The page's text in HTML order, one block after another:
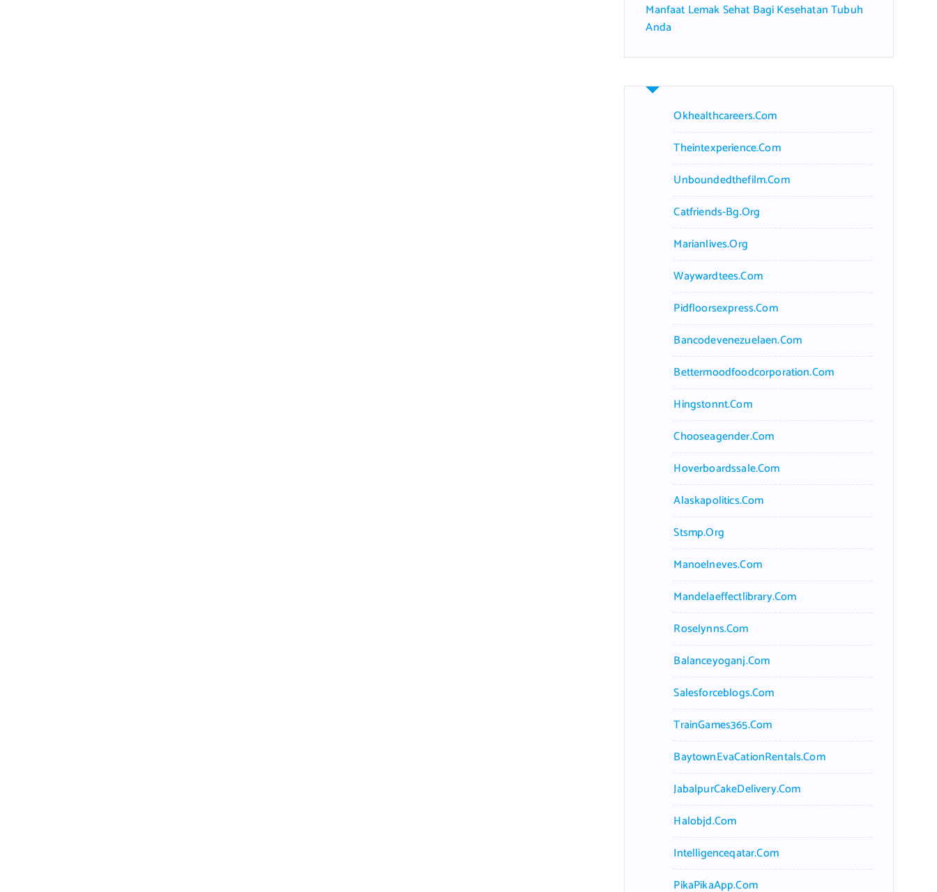
Manfaat Lemak Sehat Bagi Kesehatan Tubuh
Anda
Okhealthcareers.com
Theintexperience.com
Unboundedthefilm.com
Catfriends-Bg.org
Marianlives.org
Waywardtees.com
Pidfloorsexpress.com
Bancodevenezuelaen.com
Bettermoodfoodcorporation.com
Hingstonnt.com
Chooseagender.com
Hoverboardssale.com
Alaskapolitics.com
Stsmp.org
Manoelneves.com
Mandelaeffectlibrary.com
Roselynns.com
Balanceyoganj.com
Salesforceblogs.com
TrainGames365.com
BaytownEvaCationRentals.com
JabalpurCakeDelivery.com
Halobjd.com
Intelligenceqatar.com
PikaPikaApp.com